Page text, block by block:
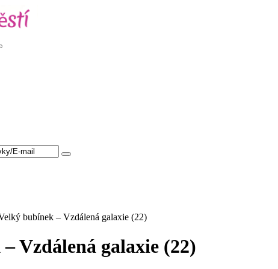
bubínek – Vzdálená galaxie (22)
Vzdálená galaxie (22)